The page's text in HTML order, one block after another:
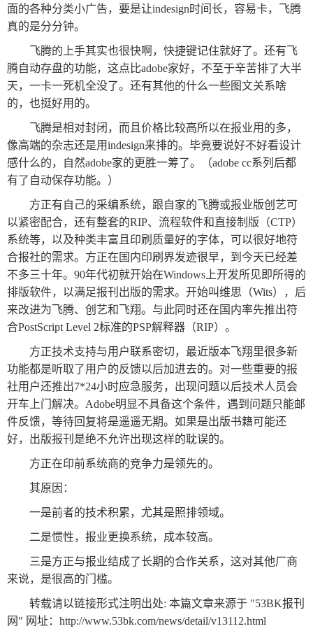
大
报
刊
大
在
线
看
订
阅
价
报
知
识
刊
技
媒
新
关
于
我
速
面的各种分类小广告，要是让indesign时间长，容易卡，飞腾
真的是分分钟。
飞腾的上手其实也很快啊，快捷键记住就好了。还有飞
腾自动存盘的功能，这点比adobe家好，不至于辛苦排了大半
天，一卡一死机全没了。还有其他的什么一些图文关系啥
的，也挺好用的。
飞腾是相对封闭，而且价格比较高所以在报业用的多，
像高端的杂志还是用indesign来排的。毕竟要说好不好看设计
感什么的，自然adobe家的更胜一筹了。（adobe cc系列后都
有了自动保存功能。）
方正有自己的采编系统，跟自家的飞腾或报业版创艺可
以紧密配合，还有整套的RIP、流程软件和直接制版（CTP）
系统等，以及种类丰富且印刷质量好的字体，可以很好地符
合报社的需求。方正在国内印刷界发迹很早，到今天已经差
不多三十年。90年代初就开始在Windows上开发所见即所得的
排版软件，以满足报刊出版的需求。开始叫维思（Wits），后
来改进为飞腾、创艺和飞翔。与此同时还在国内率先推出符
合PostScript Level 2标准的PSP解释器（RIP）。
方正技术支持与用户联系密切，最近版本飞翔里很多新
功能都是听取了用户的反馈以后加进去的。对一些重要的报
社用户还推出7*24小时应急服务，出现问题以后技术人员会
开车上门解决。Adobe明显不具备这个条件，遇到问题只能邮
件反馈，等待回复将是遥遥无期。如果是出版书籍可能还
好，出版报刊是绝不允许出现这样的耽误的。
方正在印前系统商的竞争力是领先的。
其原因：
一是前者的技术积累，尤其是照排领域。
二是惯性，报业更换系统，成本较高。
三是方正与报业结成了长期的合作关系，这对其他厂商
来说，是很高的门槛。
转载请以链接形式注明出处: 本篇文章来源于 "53BK报刊
网" 网址： http://www.53bk.com/news/detail/v13112.html